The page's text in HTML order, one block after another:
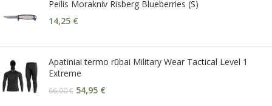
Peilis Morakniv Risberg Blueberries (S)
14,25 €
Apatiniai termo rūbai Military Wear Tactical Level 1
Extreme
66,00€ 54,95 €